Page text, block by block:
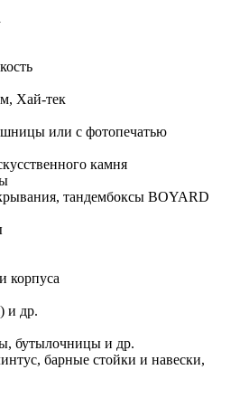
Хай-тек
или с фотопечатью
камня
тандембоксы BOYARD
корпуса
и др.
бутылочницы и др.
барные стойки и навески,